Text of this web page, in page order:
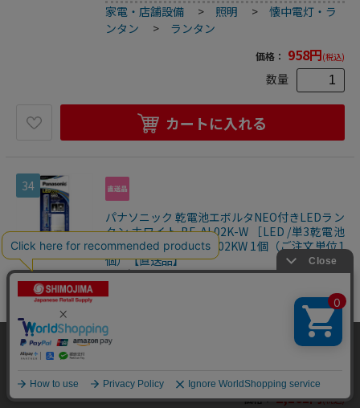
当サイトはクッキー（Cookie）を使用しています。Cookieの使用に同意いた
だける場合は「OK」をクリックしてください。
OK
家電・店舗設備 > 照明 >懐中電灯・ラ
ンタン
> ランタン
価格： 958円(税込)
数量
カートに入れる
34
パナソニック 乾電池エボルタNEO付きLEDラン
タン ホワイト BF-AL02K-W ［LED /単3乾電池
×3 /防水対応］ BFAL02KW 1個（ご注文単位1
個）【直送品】
ランタン
コンパクトで持ち運びに便利なLEDランタン 乾電池エボ
本体重量 158ｇ 明るさ 約22 lm(参考値) 調光機能 無し 電源 単
3形電池 3本 連続使用時間 約77時間(乾電池エボルタNEO使
2500300086608
価格：2,161円(税込)